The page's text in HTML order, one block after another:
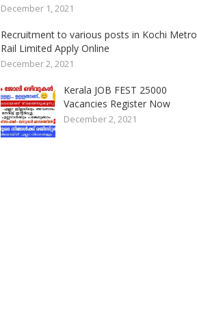
December 1, 2021
Recruitment to various posts in Kochi Metro
Rail Limited Apply Online
December 2, 2021
Kerala JOB FEST 25000
Vacancies Register Now
December 2, 2021